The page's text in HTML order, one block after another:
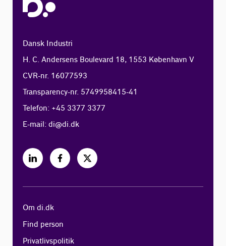
Dansk Industri
H. C. Andersens Boulevard 18, 1553 København V
CVR-nr. 16077593
Transparency-nr. 5749958415-41
Telefon: +45 3377 3377
E-mail:di@di.dk
Om di.dk
Find person
Privatlivspolitik